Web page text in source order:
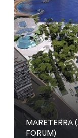
MARETERRA
FORUM)